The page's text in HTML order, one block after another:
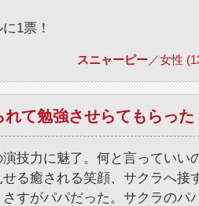
1票！
スニャーピー／女性
れて勉強させらてもらった
技力に魅了。何と言っていい
る癒される笑顔、サクラへ接
すがパパだった。サクラのパ